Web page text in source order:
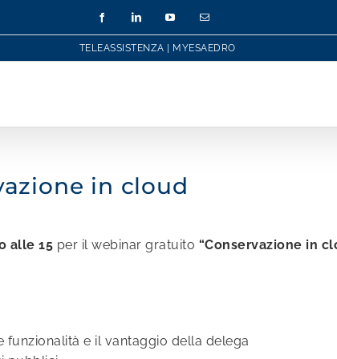
FacebookLinkedInYouTubeEmail
TELEASSISTENZA MYESAEDRO
in cloud
alle 15 per il webinar gratuito “Conservazione in
funzionalità e il vantaggio della delega